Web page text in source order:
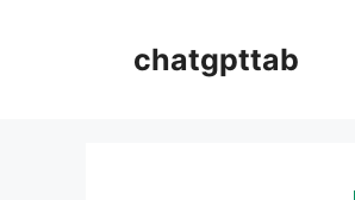
chatgpttab